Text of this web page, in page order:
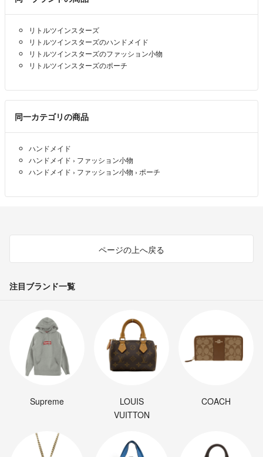
リトルツインスターズ
リトルツインスターズのハンドメイド
リトルツインスターズのファッション小物
リトルツインスターズのポーチ
同一カテゴリの商品
ハンドメイド
ハンドメイド › ファッション小物
ハンドメイド › ファッション小物 › ポーチ
ページの上へ戻る
注目ブランド一覧
Supreme
LOUIS
VUITTON
COACH